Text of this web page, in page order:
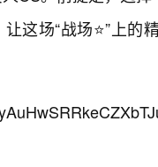
这场“战场⭐”上